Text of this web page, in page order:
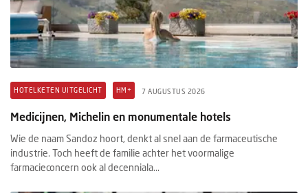
HOTELKETEN UITGELICHT HM+ 7 AUGUSTUS 2026
Medicijnen, Michelin en monumentale hotels
Wie de naam Sandoz hoort, denkt al snel aan de farmaceutische
industrie. Toch heeft de familie achter het voormalige
farmacieconcern ook al decenniala...